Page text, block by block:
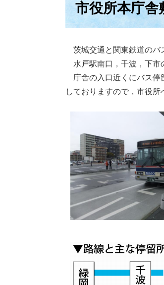
市役所本庁
茨城交通と関東鉄道のバ
水戸駅南口，千波，下市
庁舎の入口近くにバス停
しておりますので，市役所